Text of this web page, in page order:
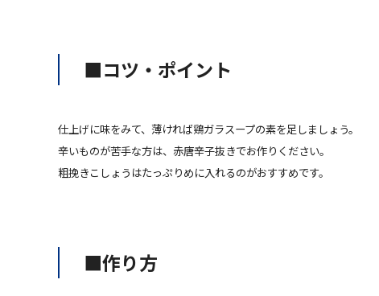
■コツ・ポイント
仕上げに味をみて、薄ければ鶏ガラスープの素を足しましょう。
辛いものが苦手な方は、赤唐辛子抜きでお作りください。
粗挽きこしょうはたっぷりめに入れるのがおすすめです。
■作り方